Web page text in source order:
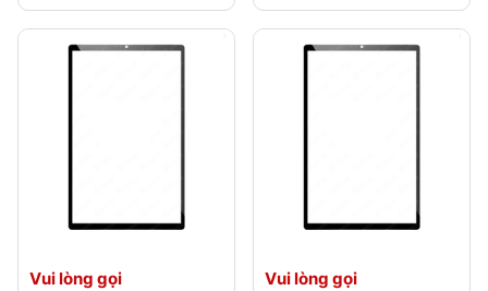
Vui lòng gọi Vui lòng gọi